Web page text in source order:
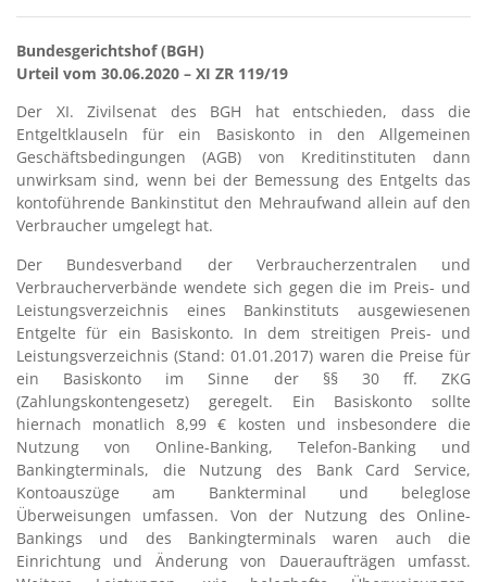
Bundesgerichtshof (BGH)
Urteil vom 30.06.2020 – XI ZR 119/19
Der XI. Zivilsenat des BGH hat entschieden, dass die
Entgeltklauseln für ein Basiskonto in den Allgemeinen
Geschäftsbedingungen (AGB) von Kreditinstituten dann
unwirksam sind, wenn bei der Bemessung des Entgelts das
kontoführende Bankinstitut den Mehraufwand allein auf den
Verbraucher umgelegt hat.
Der Bundesverband der Verbraucherzentralen und
Verbraucherverbände wendete sich gegen die im Preis- und
Leistungsverzeichnis eines Bankinstituts ausgewiesenen
Entgelte für ein Basiskonto. In dem streitigen Preis- und
Leistungsverzeichnis (Stand: 01.01.2017) waren die Preise für
ein Basiskonto im Sinne der §§ 30 ff. ZKG
(Zahlungskontengesetz) geregelt. Ein Basiskonto sollte
hiernach monatlich 8,99 € kosten und insbesondere die
Nutzung von Online-Banking, Telefon-Banking und
Bankingterminals, die Nutzung des Bank Card Service,
Kontoauszüge am Bankterminal und beleglose
Überweisungen umfassen. Von der Nutzung des Online-
Bankings und des Bankingterminals waren auch die
Einrichtung und Änderung von Daueraufträgen umfasst.